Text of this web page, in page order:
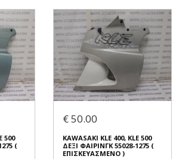
500
(
€ 50.00
KAWASAKI KLE 400, KLE 500
ΔΕΞΙ ΦΑΙΡΙΝΓΚ 55028-1275 (
ΕΠΙΣΚΕΥΑΣΜΕΝΟ )